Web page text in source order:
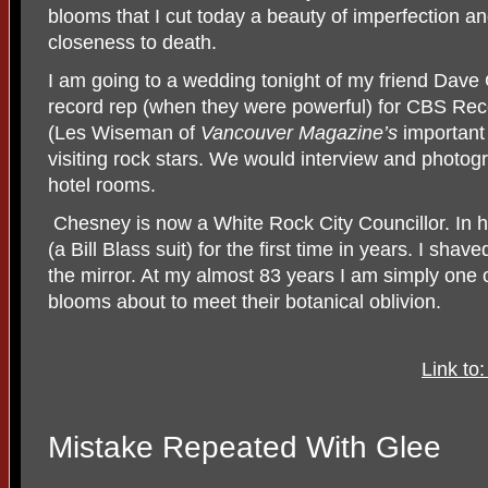
blooms that I cut today a beauty of imperfection
closeness to death.
I am going to a wedding tonight of my friend
record rep (when they were powerful) for CBS
(Les Wiseman of Vancouver Magazine’s
visiting rock stars. We would interview and
hotel rooms.
Chesney is now a White Rock City Councillor. In
(a Bill Blass suit) for the first time in years. I
the mirror. At my almost 83 years I am simply one
blooms about to meet their botanical oblivion.
Link
Mistake Repeated With Glee